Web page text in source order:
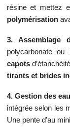
résine et mettez
polymérisation
3. Assemblage
polycarbonate ou
capots
tirants et brides
4. Gestion des
intégrée selon les
Une pente d’au